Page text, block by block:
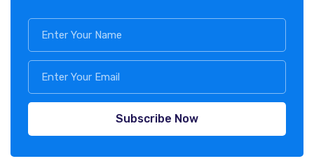
Subscribe Now